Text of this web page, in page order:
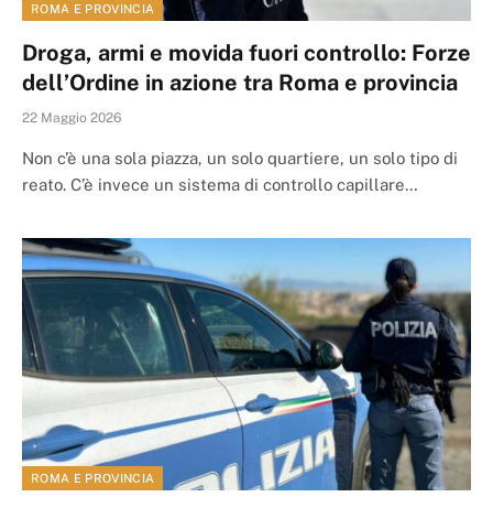
ROMA E PROVINCIA
Droga, armi e movida fuori controllo: Forze
dell’Ordine in azione tra Roma e provincia
22 Maggio 2026
Non c’è una sola piazza, un solo quartiere, un solo tipo di
reato. C’è invece un sistema di controllo capillare…
ROMA E PROVINCIA